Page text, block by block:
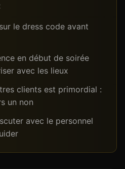
le dress code avant
en début de soirée
avec les lieux
clients est primordial :
un non
avec le personnel